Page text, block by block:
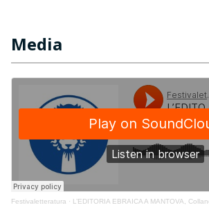
Media
Festivaletteratura · L’EDITORIA EBRAICA A MANTOVA,